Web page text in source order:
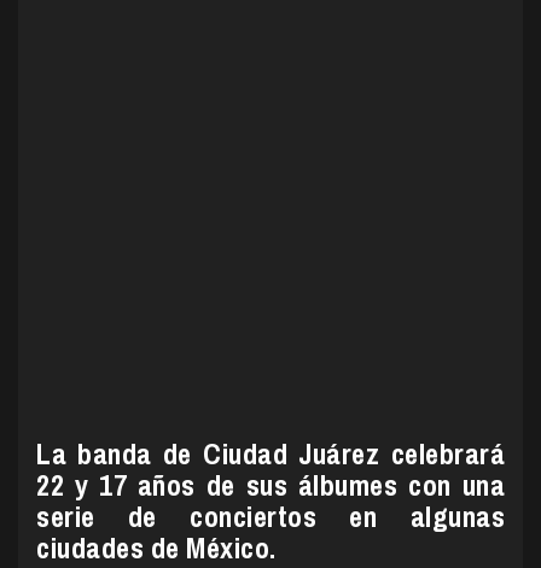
La banda de Ciudad Juárez celebrará
22 y 17 años de sus álbumes con una
serie de conciertos en algunas
ciudades de México.